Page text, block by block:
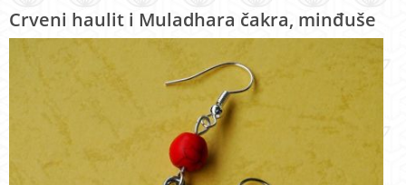
Crveni haulit i Muladhara čakra, minđuše